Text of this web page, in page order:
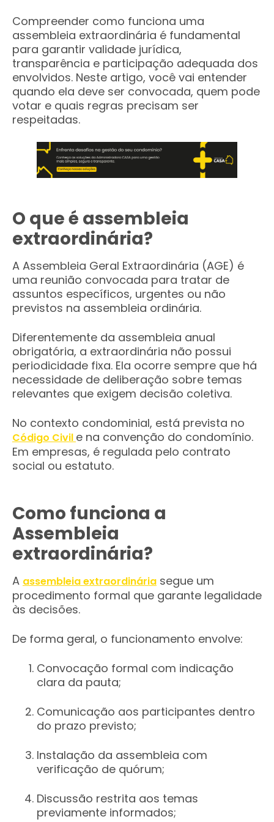
Compreender como funciona uma
assembleia extraordinária é fundamental
para garantir validade jurídica,
transparência e participação adequada dos
envolvidos. Neste artigo, você vai entender
quando ela deve ser convocada, quem pode
votar e quais regras precisam ser
respeitadas.
O que é assembleia
extraordinária?
A Assembleia Geral Extraordinária (AGE) é
uma reunião convocada para tratar de
assuntos específicos, urgentes ou não
previstos na assembleia ordinária.
Diferentemente da assembleia anual
obrigatória, a extraordinária não possui
periodicidade fixa. Ela ocorre sempre que há
necessidade de deliberação sobre temas
relevantes que exigem decisão coletiva.
No contexto condominial, está prevista no
Código Civil e na convenção do condomínio.
Em empresas, é regulada pelo contrato
social ou estatuto.
Como funciona a
Assembleia
extraordinária?
A assembleia extraordinária segue um
procedimento formal que garante legalidade
às decisões.
De forma geral, o funcionamento envolve:
Convocação formal com indicação
clara da pauta;
Comunicação aos participantes dentro
do prazo previsto;
Instalação da assembleia com
verificação de quórum;
Discussão restrita aos temas
previamente informados;